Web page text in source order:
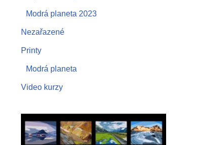
Modrá planeta 2023
Nezařazené
Printy
Modrá planeta
Video kurzy